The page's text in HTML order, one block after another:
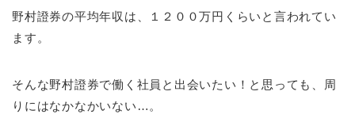
野村證券の平均年収は、１２００万円くらいと言われてい
ます。
そんな野村證券で働く社員と出会いたい！と思っても、周
りにはなかなかいない…。